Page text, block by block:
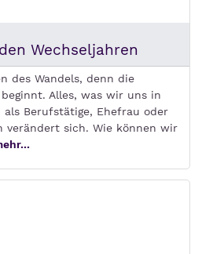
Wechseljahren
des Wandels, denn die
Alles, was wir uns in
als Berufstätige, Ehefrau oder
verändert sich. Wie können wir